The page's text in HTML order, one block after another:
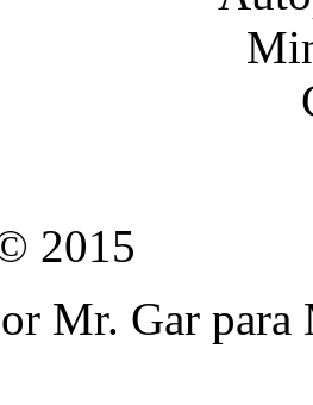
2015
Mr. Gar